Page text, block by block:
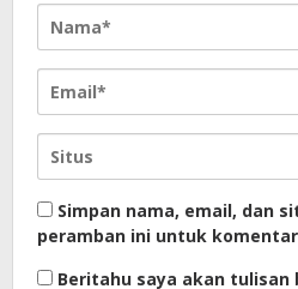
Simpan nama, email, dan
peramban ini untuk
Beritahu saya akan tulisan